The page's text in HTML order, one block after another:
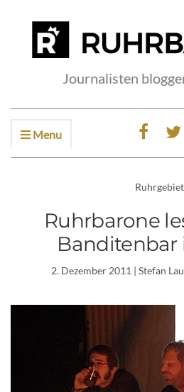
Journalisten
Menu
Ruhrgebiet
Ruhrbarone
Banditenbar
2. Dezember 2011 | Stefan